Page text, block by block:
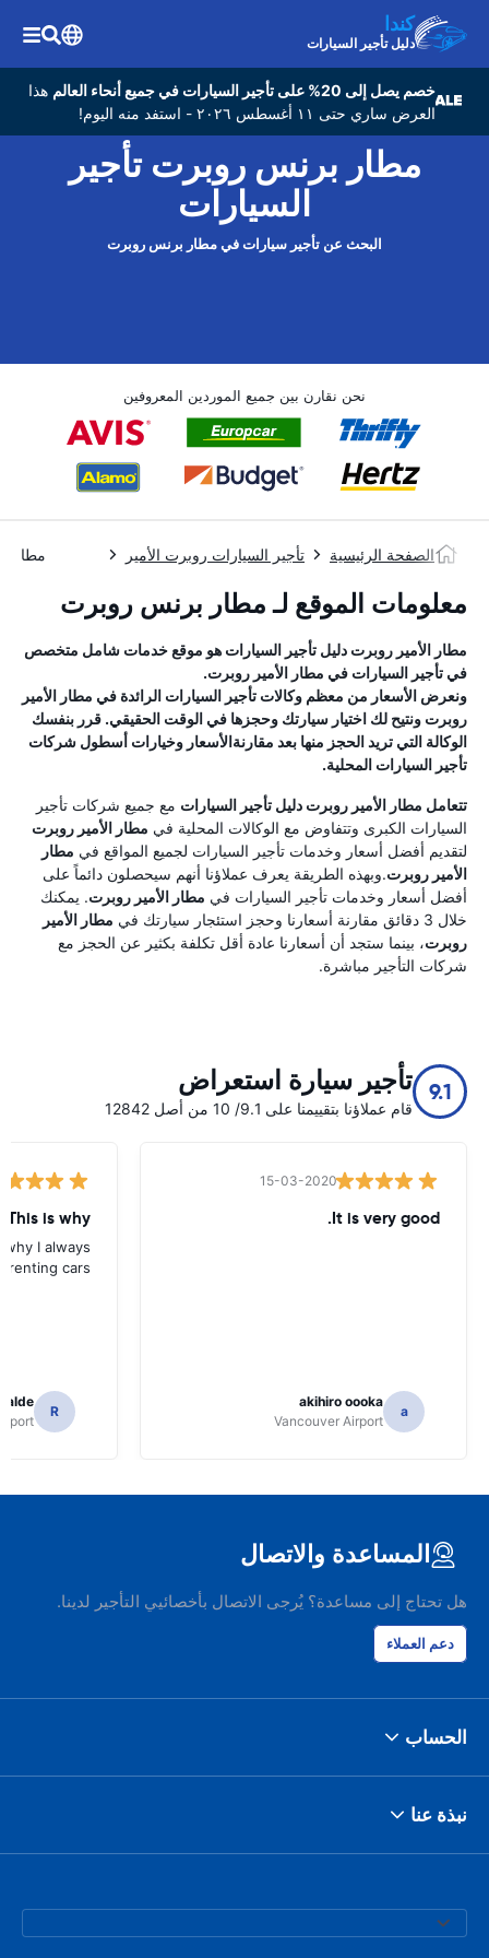
كندا
دليل تأجير السيارات
خصم يصل إلى 20% على تأجير السيارات في جميع أنحاء العالم
هذا
العرض ساري حتى ١١ أغسطس ٢٠٢٦ - استفد منه اليوم!
مطار برنس روبرت تأجير
السيارات
البحث عن تأجير سيارات في مطار برنس روبرت
نحن نقارن بين جميع الموردين المعروفين
الصفحة الرئيسية تأجير السيارات روبرت الأمير مطار
معلومات الموقع لـ مطار برنس روبرت
مطار الأمير روبرت دليل تأجير السيارات هو موقع خدمات شامل متخصص
في تأجير السيارات في مطار الأمير روبرت.
ونعرض الأسعار من معظم وكالات تأجير السيارات الرائدة في مطار الأمير
روبرت ونتيح لك اختيار سيارتك وحجزها في الوقت الحقيقي. قرر بنفسك
الوكالة التي تريد الحجز منها بعد مقارنةالأسعار وخيارات أسطول شركات
تأجير السيارات المحلية.
تتعامل مطار الأمير روبرت دليل تأجير السيارات مع جميع شركات تأجير
السيارات الكبرى وتتفاوض مع الوكالات المحلية في مطار الأمير روبرت
لتقديم أفضل أسعار وخدمات تأجير السيارات لجميع المواقع في مطار
الأمير روبرت.وبهذه الطريقة يعرف عملاؤنا أنهم سيحصلون دائماً على
أفضل أسعار وخدمات تأجير السيارات في مطار الأمير روبرت. يمكنك
خلال 3 دقائق مقارنة أسعارنا وحجز استئجار سيارتك في
مطار الأمير
روبرت، بينما ستجد أن أسعارنا عادة أقل تكلفة بكثير عن الحجز مع
شركات التأجير مباشرة.
9.1 تأجير سيارة استعراض
قام عملاؤنا بتقييمنا على 9.1/ 10 من أصل 12842
15-03-2020
It is very good.
a
akihiro oooka
Vancouver Airport
This is why
I always
cars.
R
المساعدة والاتصال
هل تحتاج إلى مساعدة؟ يُرجى الاتصال بأخصائيي التأجير لدينا.
دعم العملاء
الحساب
نبذة عنا